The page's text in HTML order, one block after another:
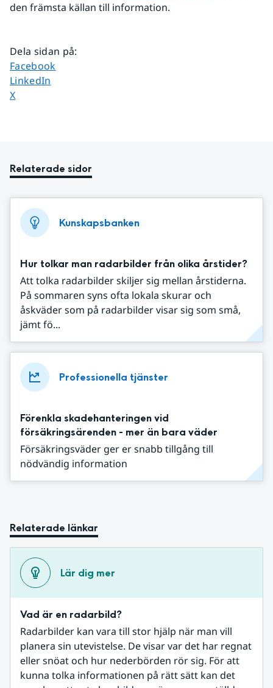
den främsta källan till information.
Dela sidan på:
Dela sidan på
Facebook
Dela sidan på
LinkedIn
Dela sidan på
X
Relaterade sidor
Kunskapsbanken
Hur tolkar man radarbilder från olika årstider?
Att tolka radarbilder skiljer sig mellan årstiderna.
På sommaren syns ofta lokala skurar och
åskväder som på radarbilder visar sig som små,
jämt fö...
Professionella tjänster
Förenkla skadehanteringen vid
försäkringsärenden - mer än bara väder
Försäkringsväder ger er snabb tillgång till
nödvändig information
Relaterade länkar
Lär dig mer
Vad är en radarbild?
Radarbilder kan vara till stor hjälp när man vill
planera sin utevistelse. De visar var det har regnat
eller snöat och hur nederbörden rör sig. För att
kunna tolka informationen på rätt sätt kan det